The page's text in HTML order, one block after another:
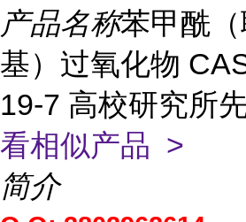
产品名称苯甲酰
基）过氧化物
19-7 高校研究所
看相似产品 >
简介